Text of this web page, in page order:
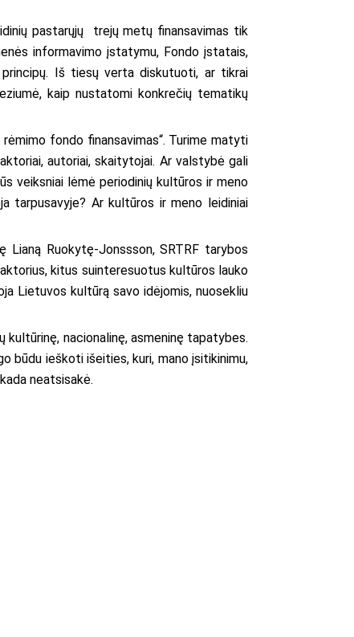
pastarųjų trejų metų finansavimas tik
informavimo įstatymu, Fondo įstatais,
principų. Iš tiesų verta diskutuoti, ar tikrai
kaip nustatomi konkrečių tematikų
fondo finansavimas“. Turime matyti
autoriai, skaitytojai. Ar valstybė gali
veiksniai lėmė periodinių kultūros ir meno
tarpusavyje? Ar kultūros ir meno leidiniai
Ruokytę-Jonssson, SRTRF tarybos
kitus suinteresuotus kultūros lauko
Lietuvos kultūrą savo idėjomis, nuosekliu
kultūrinę, nacionalinę, asmeninę tapatybes.
būdu ieškoti išeities, kuri, mano įsitikinimu,
neatsisakė.